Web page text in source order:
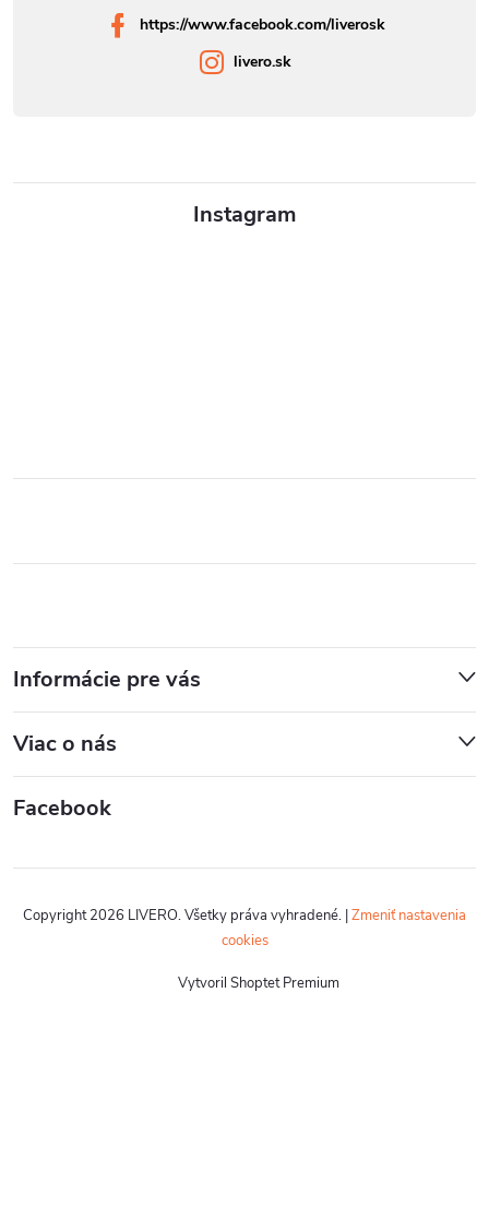
Instagram
Informácie pre vás
Viac o nás
Facebook
https://www.facebook.com/liverosk
livero.sk
Vytvoril Shoptet Premium
Copyright 2026 LIVERO. Všetky práva vyhradené. |Zmeniť nastavenia
cookies